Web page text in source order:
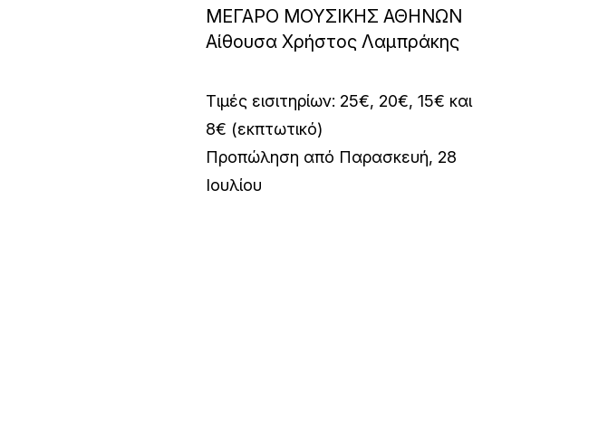
ΜΕΓΑΡΟ ΜΟΥΣΙΚΗΣ ΑΘΗΝΩΝ
Αίθουσα Χρήστος Λαμπράκης
Τιμές εισιτηρίων: 25€, 20€, 15€ και
8€ (εκπτωτικό)
Προπώληση από Παρασκευή, 28
Ιουλίου